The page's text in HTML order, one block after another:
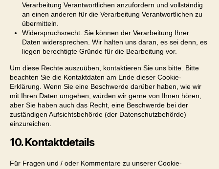
Verarbeitung Verantwortlichen anzufordern und vollständig
an einen anderen für die Verarbeitung Verantwortlichen zu
übermitteln.
Widerspruchsrecht: Sie können der Verarbeitung Ihrer
Daten widersprechen. Wir halten uns daran, es sei denn, es
liegen berechtigte Gründe für die Bearbeitung vor.
Um diese Rechte auszuüben, kontaktieren Sie uns bitte. Bitte
beachten Sie die Kontaktdaten am Ende dieser Cookie-
Erklärung. Wenn Sie eine Beschwerde darüber haben, wie wir
mit Ihren Daten umgehen, würden wir gerne von Ihnen hören,
aber Sie haben auch das Recht, eine Beschwerde bei der
zuständigen Aufsichtsbehörde (der Datenschutzbehörde)
einzureichen.
10. Kontaktdetails
Für Fragen und / oder Kommentare zu unserer Cookie-